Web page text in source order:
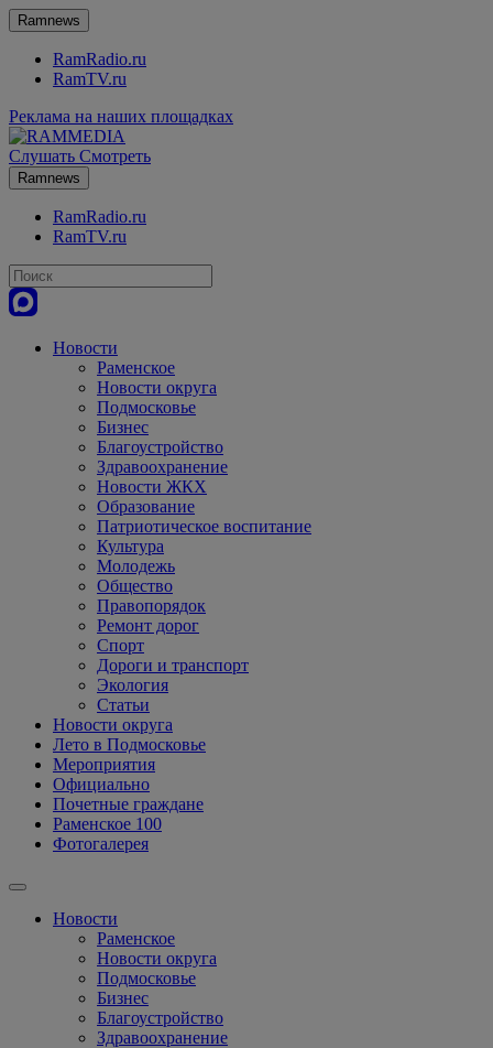
Ramnews
RamRadio.ru
RamTV.ru
Реклама на наших площадках
Слушать Смотреть
Ramnews
RamRadio.ru
RamTV.ru
Новости
Раменское
Новости округа
Подмосковье
Бизнес
Благоустройство
Здравоохранение
Новости ЖКХ
Образование
Патриотическое воспитание
Культура
Молодежь
Общество
Правопорядок
Ремонт дорог
Спорт
Дороги и транспорт
Экология
Статьи
Новости округа
Лето в Подмосковье
Мероприятия
Официально
Почетные граждане
Раменское 100
Фотогалерея
Новости
Раменское
Новости округа
Подмосковье
Бизнес
Благоустройство
Здравоохранение